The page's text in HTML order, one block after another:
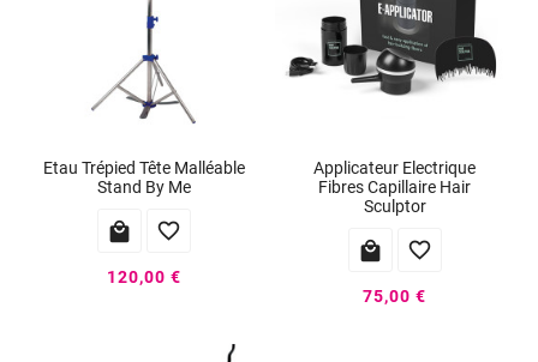
Etau Trépied Tête Malléable
Stand By Me
 
120,00 €
Applicateur Electrique
Fibres Capillaire Hair
Sculptor
 
75,00 €